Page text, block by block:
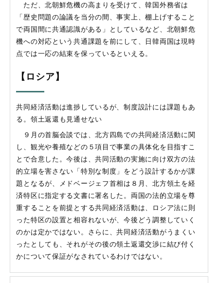
ただ、北朝鮮危機の高まりを受けて、韓国外務省は
「歴史問題の論議を当分の間、事実上、棚上げすること
で両国間に共通認識がある」としているなど、北朝鮮危
機への対応という共通課題を前にして、日韓両国は現時
点では一応の結束を保っているといえる。
【ロシア】
共同経済活動は進捗しているが、制度設計には課題もあ
る。領土返還も見通せない
９月の首脳会談では、北方四島での共同経済活動に関
し、観光や養殖などの５項目で事業の具体化を目指すこ
とで合意した。今後は、共同活動の実施に向け双方の法
的立場を害さない「特別な制度」をどう設計するかが課
題となるが、メドベージェフ首相は８月、北方領土を経
済特区に指定する文書に署名した。両国の法的立場を尊
重することを前提とする共同経済活動は、ロシア法に則
った特区の設置と相容れないが、今後どう調整していく
のかは定かではない。さらに、共同経済活動がうまくい
ったとしても、それがその後の領土返還交渉に結び付く
かについて保証がなされているわけではない。